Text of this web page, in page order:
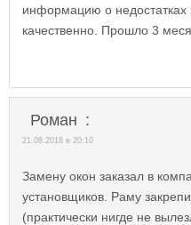
информацию о
качественно. Прошло 3
Роман :
21.08.2018 в 20:10
Замену окон заказал в
установщиков. Раму
(практически нигде не